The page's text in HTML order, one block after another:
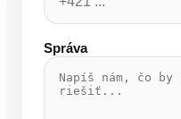
Správa